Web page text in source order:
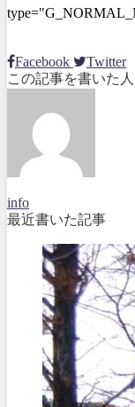
Facebook
Twitter
この記事を書いた人
info
最近書いた記事